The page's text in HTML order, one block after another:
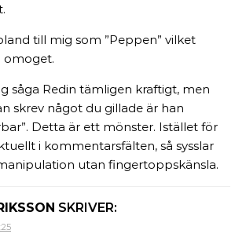
till mig som ”Peppen” vilket
omoget.
såga Redin tämligen kraftigt, men
skrev något du gillade är han
Detta är ett mönster. Istället för
i kommentarsfälten, så sysslar
utan fingertoppskänsla.
SKRIVER: